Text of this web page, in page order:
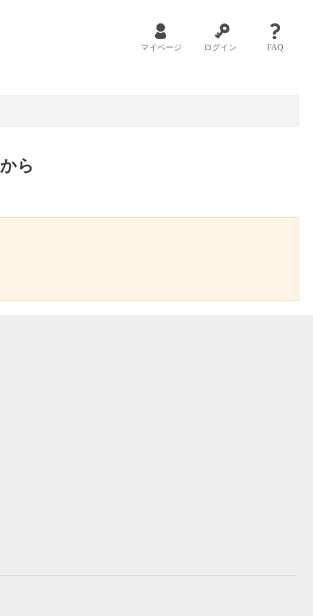
マイページ ログイン FAQ
から